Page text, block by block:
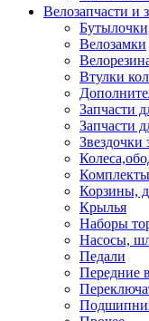
Велозапчасти и
Велозамки
Втулки
Запчасти
Запчасти
Звездочки
Корзины,
Крылья
Наборы
Насосы,
Педали
Передние